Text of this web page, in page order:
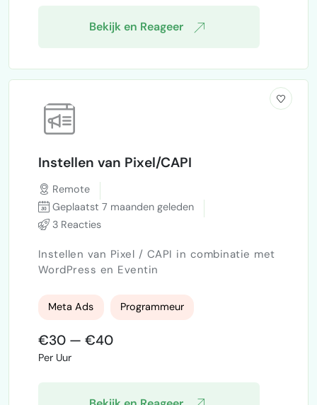
€250). Ik hoor het graag!
Bekijk en Reageer
Instellen van Pixel/CAPI
Remote
Geplaatst 7 maanden geleden
3 Reacties
Instellen van Pixel / CAPI in combinatie met
WordPress en Eventin
Meta Ads Programmeur
€30 — €40
Per Uur